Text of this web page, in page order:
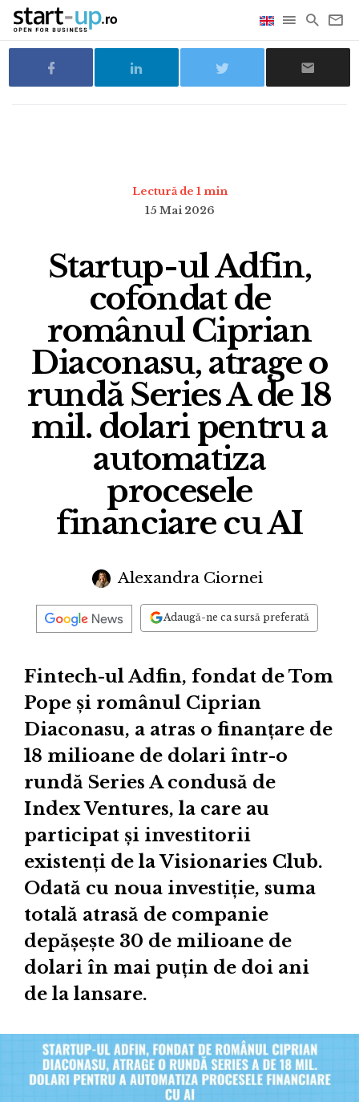
Lectură de 1 min
15 Mai 2026
Startup-ul Adfin,
cofondat de
românul Ciprian
Diaconasu, atrage o
rundă Series A de 18
mil. dolari pentru a
automatiza
procesele
financiare cu AI
Alexandra Ciornei
Adaugă-ne ca sursă preferată
Fintech-ul Adfin, fondat de Tom
Pope și românul Ciprian
Diaconasu, a atras o finanțare de
18 milioane de dolari într-o
rundă Series A condusă de
Index Ventures, la care au
participat și investitorii
existenți de la Visionaries Club.
Odată cu noua investiție, suma
totală atrasă de companie
depășește 30 de milioane de
dolari în mai puțin de doi ani
de la lansare.